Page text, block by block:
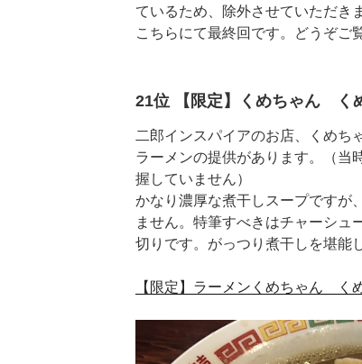
ているため、除外させていただき
こちらにて最終回です。どうぞご
21位 【限定】くめちゃん く
二郎インスパイアのお店、くめち
ラーメンの提供があります。（当
握していません）
かなり濃厚な煮干しスープですが
ません。特筆すべきはチャーシュ
切りです。がっつり煮干しを堪能
【限定】ラーメンくめちゃん く